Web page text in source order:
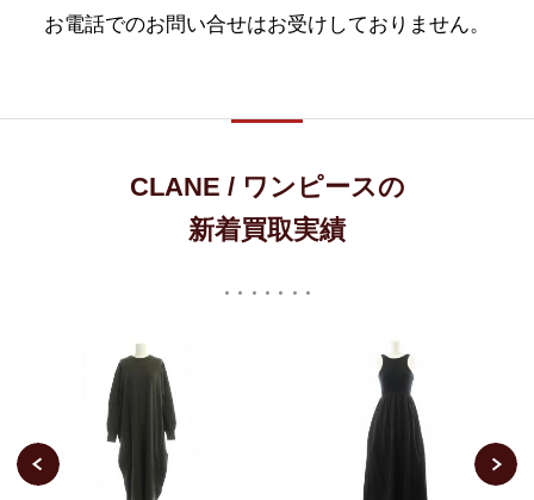
お電話でのお問い合せはお受けしておりません。
CLANE / ワンピースの
新着買取実績